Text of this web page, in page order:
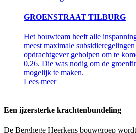
GROENSTRAAT TILBURG
Het bouwteam heeft alle
meest maximale
opdrachtgever geholpen om te
0,26. Die was nodig om de
mogelijk te maken.
Lees meer
Een ijzersterke krachtenbundeling
De Berghege Heerkens bouwgroep